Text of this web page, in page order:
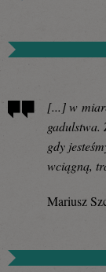
[...] w
gadulstwa.
gdy
wciągną,
Mariusz